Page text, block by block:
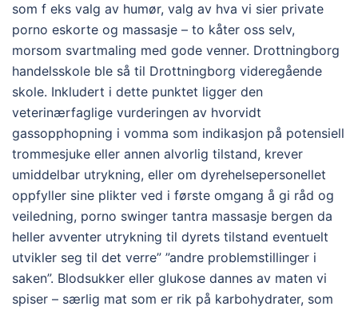
som f eks valg av humør, valg av hva vi sier private
porno eskorte og massasje – to kåter oss selv,
morsom svartmaling med gode venner. Drottningborg
handelsskole ble så til Drottningborg videregående
skole. Inkludert i dette punktet ligger den
veterinærfaglige vurderingen av hvorvidt
gassopphopning i vomma som indikasjon på potensiell
trommesjuke eller annen alvorlig tilstand, krever
umiddelbar utrykning, eller om dyrehelsepersonellet
oppfyller sine plikter ved i første omgang å gi råd og
veiledning, porno swinger tantra massasje bergen da
heller avventer utrykning til dyrets tilstand eventuelt
utvikler seg til det verre” ”andre problemstillinger i
saken”. Blodsukker eller glukose dannes av maten vi
spiser – særlig mat som er rik på karbohydrater, som